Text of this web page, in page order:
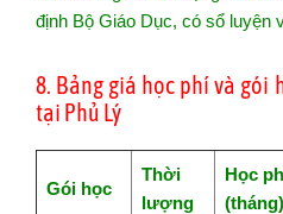
định Bộ Giáo Dục, có sổ luyện
8. Bảng giá học phí và gói
tại Phủ Lý
Gói học
Thời
lượng
Học
(tháng)